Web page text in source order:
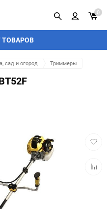
ТОВАРОВ
0
сад и огород Триммеры